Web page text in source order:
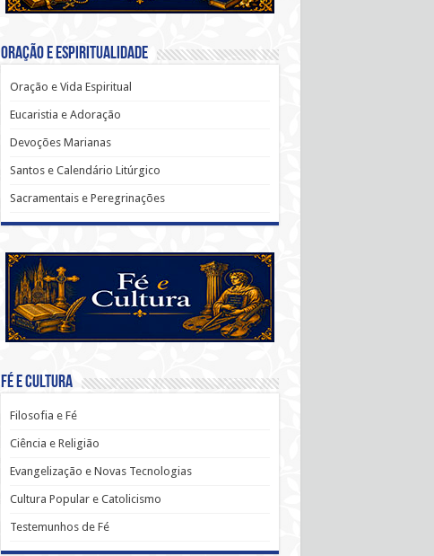
Oração e Espiritualidade
Oração e Vida Espiritual
Eucaristia e Adoração
Devoções Marianas
Santos e Calendário Litúrgico
Sacramentais e Peregrinações
Fé e Cultura
Filosofia e Fé
Ciência e Religião
Evangelização e Novas Tecnologias
Cultura Popular e Catolicismo
Testemunhos de Fé